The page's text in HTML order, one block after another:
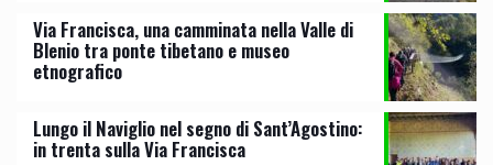
Via Francisca, una camminata nella Valle di
Blenio tra ponte tibetano e museo
etnografico
Lungo il Naviglio nel segno di Sant’Agostino:
in trenta sulla Via Francisca